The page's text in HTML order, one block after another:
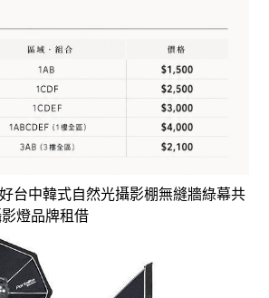
台中韓式自然光攝影棚無縫牆綠幕共
燈品牌租借